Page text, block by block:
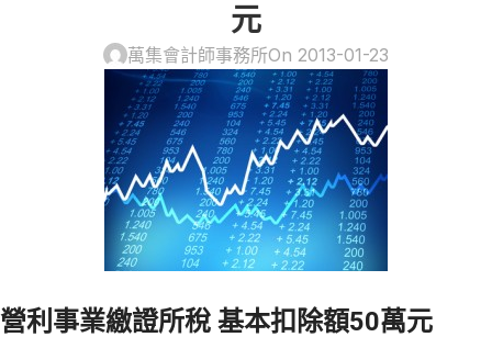
元
萬集會計師事務所On 2013-01-23
營利事業繳證所稅 基本扣除額50萬元